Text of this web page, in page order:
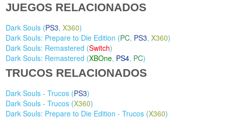
JUEGOS RELACIONADOS
Dark Souls (PS3,X360)
Dark Souls: Prepare to Die Edition (PC, PS3,X360)
Dark Souls: Remastered (Switch)
Dark Souls: Remastered (XBOne, PS4, PC)
TRUCOS RELACIONADOS
Dark Souls - Trucos (PS3)
Dark Souls - Trucos (X360)
Dark Souls: Prepare to Die Edition - Trucos (X360)